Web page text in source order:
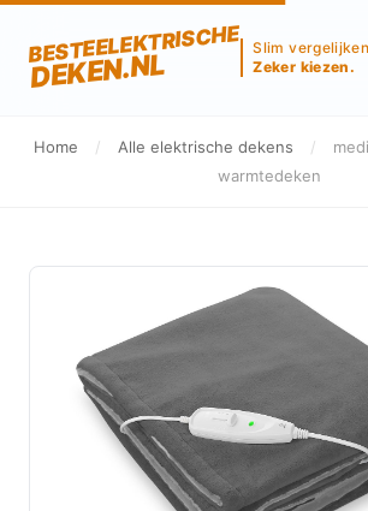
BESTEELEKTRISCHE
DEKEN.NL
Slim
Zeker kiezen.
Home / Alle elektrische dekens /
warmtedeken